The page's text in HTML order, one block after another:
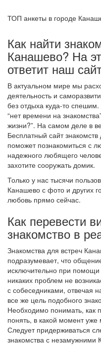
ТОП анкеты в городе
Как найти
Канашево? На
ответит наш
В актуальном мире мы
деятельность и
без отдыха куда-то
“нет времени на
жизни?”. На самом деле в
Бесплатный сайт
поможет познакомиться с
надежного любящего
захотите сооружать домик.
Только у нас тысячи
Канашево с фото и других
любовь прямо сейчас.
Как перевести
знакомство в
Знакомства для встреч
подразумевает, что
исключительно при
никаких проблем не
с собеседниками, отвечая
все же цель подобного
Необходимо понимать, как
понять, в какой момент
Следует придерживаться
знакомства с незамужними